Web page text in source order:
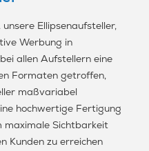
Ellipsenaufsteller,
Werbung in
allen Aufstellern eine
Formaten getroffen,
maßvariabel
hochwertige Fertigung
maximale Sichtbarkeit
Kunden zu erreichen